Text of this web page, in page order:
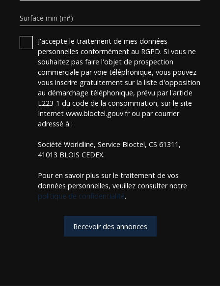
Surface min (m²)
J'accepte le traitement de mes données
personnelles conformément au RGPD. Si vous ne
souhaitez pas faire l'objet de prospection
commerciale par voie téléphonique, vous pouvez
vous inscrire gratuitement sur la liste d'opposition
au démarchage téléphonique, prévu par l'article
L223-1 du code de la consommation, sur le site
Internet www.bloctel.gouv.fr ou par courrier
adressé à :
Société Worldline, Service Bloctel, CS 61311,
41013 BLOIS CEDEX.
Pour en savoir plus sur le traitement de vos
données personnelles, veuillez consulter notre
politique de confidentialité.
Recevoir des annonces